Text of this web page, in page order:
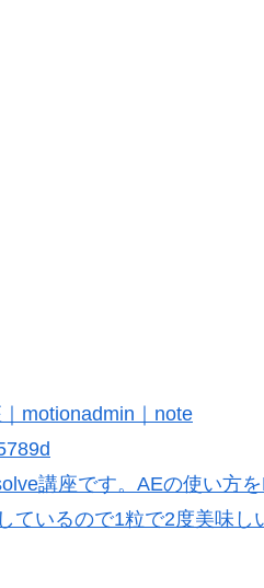
motionadmin｜note
講座です。AEの使い方を
いるので1粒で2度美味し